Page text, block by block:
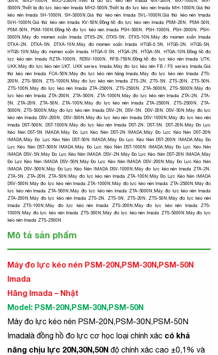
5000N,Thiết bị đo lực kéo nén Imada MH2-500N,Thiết bị đo lực kéo nén Imada MH-1000N,Giá thử
kéo nén Imada SH-1000N, SH-3000N,Giá thử kéo nén Imada SVL-1000N,Giá thử kéo nén Imada
SVH-1000N,Giá thử kéo nén Imada KV-50N,Đồng hồ đo lực kéo nén Imada PSM-20N, PSM-30N,
PSM-50N, PSM-100N,Đồng hồ đo lực kéo nén Imada PSH-500N, PSH-1000N, PSH-2000N, PSH-
3000N,Máy đo momen xoắn Imada DTXS-2N, DTXS-5N, DTXS-10N,Máy đo momen xoắn Imada
DTXA-2N, DTXA-5N, DTXA-10N,Máy đo momen xoắn Imada HTGS-0.5N, HTGS-2N, HTGS-5N,
HTGS-10N,Máy đo momen xoắn Imada HTGA-0.5N, HTGA-2N, HTGA-5N, HTGA-10N,Đồng hồ đo
lực kéo nén Imada RZTA-1000N, RDSV-1000N, RFB-750N,Đồng hồ đo lực kéo nén Imada UTK,
UKK,Máy đo lực kéo nén UKT, UKK series Imada,Máy đo lực kéo nén FB / FS series Imada,Giá
thử kéo nén Imada FCA-50N,Máy đo lực kéo nén hãng Imada,Máy đo lực kéo nén Imada ZTS-
200N, ZTS-500N, ZTS-1000N,Máy đo lực kéo nén Imada ZTS-2N, ZTS-5N, ZTS-20N, ZTS-50N,
ZTS-100N,Máy đo lực kéo nén Imada ZTA-2500N, ZTS-2500N, ZTA-5000N, ZTS-5000N,Máy đo
lực kéo nén Imada ZTA-200N, ZTA-500N, ZTA-1000N,Máy đo lực kéo nén Imada ZTA-2N, ZTA-
5N, ZTA-20N, ZTA-50N, ZTA-100N,Máy đo lực kéo nén Imada ZTA-2500N, ZTS-2500N, ZTA-
5000N, ZTS-5000N,Máy đo lực kéo nén Imada DSV-2N, DSV-5N, DSV-20N, DSV-50N,Máy đo lực
kéo nén Imada DSV-200N, DSV-500N,Máy đo lực kéo nén Imada DSV-1000N,Máy đo lực kéo nén
Imada DST-500N, DST-1000N,Máy đo lực kéo nén Imada DST-2N, DST-5N, DST-20N,Máy Đo Lực
Kéo Nén DST-5N IMADA;Máy Đo Lực Kéo Nén DST-2N IMADA;Máy Đo Lực Kéo Nén DST-20N
IMADA;Máy Đo Lực Kéo Nén DST-50N IMADA;Máy Đo Lực Kéo Nén DST-200N IMADA;Máy Đo
Lực Kéo Nén DST-500N IMADA;Máy Đo Lực Kéo Nén DST-1000N IMADA;Máy Đo Lực Kéo Nén
IMADA DSV-5N;Máy Đo Lực Kéo Nén IMADA DSV-2N;Máy Đo Lực Kéo Nén DST-20N IMADA;Máy
Đo Lực Kéo Nén IMADA DSV-50N;Máy Đo Lực Kéo Nén IMADA DSV-200N;Máy Đo Lực Kéo Nén
IMADA DSV-500N;Máy Đo Lực Kéo Nén IMADA DSV-1000N;Máy đo lực kéo nén Imada ZTA-2N,
ZTA-5N, ZTA-20N, ZTA-50N;Máy đo lực kéo nén Imada ZTA-100N;Máy Đo Lực Kéo Nén IMADA
DSV-500N;Máy đo lực kéo nén Imada ZTA-1000N;Máy đo lực kéo nén Imada ZTA-2500N;Máy đo
lực kéo nén Imada ZTA-500N;Máy đo lực kéo nén Imada ZTA-5000N;Máy đo lực kéo nén Imada
ZTA-200N;Máy đo lực kéo nén Imada ZTS-2N, ZTS-5N, ZTS-20N, ZTS-50N;Máy đo lực kéo nén
Imada ZTS-100N;Máy đo lực kéo nén Imada ZTS-200N;Máy đo lực kéo nén Imada ZTS-
1000N;Máy đo lực kéo nén Imada ZTS-500N;Máy đo lực kéo nén Imada ZTS-5000N;Máy đo lực
kéo nén Imada ZTS-2500N
Mô tả sản phẩm
Máy đo lực kéo nén PSM-20N,PSM-30N,PSM-50N
Imada
Hãng Imada – Nhật
Model: PSM-20N,PSM-30N,PSM-50N
Máy đo lực kéo nén PSM-20N,PSM-30N,PSM-50N
Imadalà đồng hồ đo lực cơ học loại chính xác có khả
năng chịu lực 20N,30N,50N độ chính xác cao ±0,1% và